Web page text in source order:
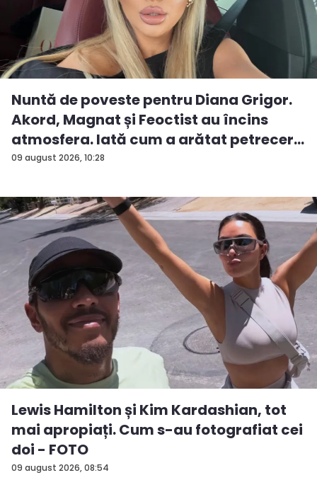
09 august 2026, 10:28
Nuntă de poveste pentru Diana Grigor.
Akord, Magnat și Feoctist au încins
atmosfera. Iată cum a arătat petrecer...
09 august 2026, 08:54
Lewis Hamilton și Kim Kardashian, tot
mai apropiați. Cum s-au fotografiat cei
doi - FOTO